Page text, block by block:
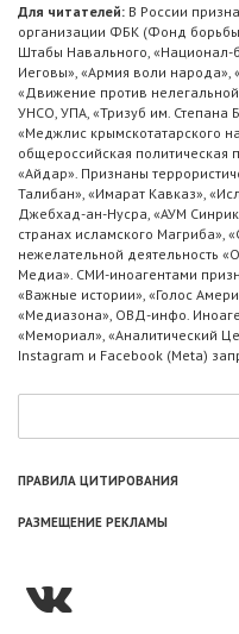
Для читателей: В России
организации ФБК (Фонд борьбы
Штабы Навального, «Национал-
Иеговы», «Армия воли народа»,
«Движение против
УНСО, УПА, «Тризуб им. Степана
«Меджлис крымскотатарского
общероссийская политическая
«Айдар». Признаны
Талибан», «Имарат Кавказ»,
Джебхад-ан-Нусра, «АУМ
странах исламского Магриба»,
нежелательной деятельность
Медиа». СМИ-иноагентами
«Важные истории», «Голос
«Медиазона», ОВД-инфо.
«Мемориал», «Аналитический
Instagram и Facebook (Metа)
ПРАВИЛА ЦИТИРОВАНИЯ
РАЗМЕЩЕНИЕ РЕКЛАМЫ